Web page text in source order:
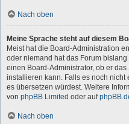
Nach oben
Meine Sprache steht auf diesem
Meist hat die Board-Administration
oder niemand hat das Forum
einen Board-Administrator, ob er
installieren kann. Falls es noch nicht
es übersetzen würdest. Weitere
von phpBB Limited oder auf
Nach oben